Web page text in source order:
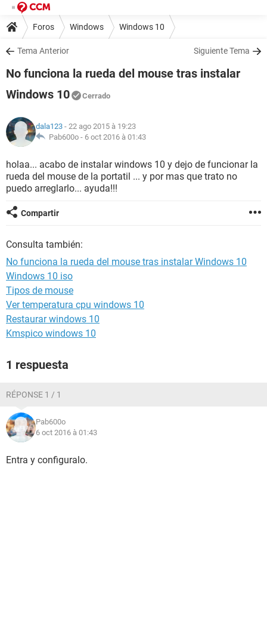
Foros Windows Windows 10
Tema Anterior Siguiente Tema
No funciona la rueda del mouse tras instalar
Windows 10
Cerrado
dala123 - 22 ago 2015 à 19:23
Pab600o - 6 oct 2016 à 01:43
holaa... acabo de instalar windows 10 y dejo de funcionar la
rueda del mouse de la portatil ... y por mas que trato no
puedo arreglarlo... ayuda!!!
Compartir
Consulta también:
No funciona la rueda del mouse tras instalar Windows 10
Windows 10 iso
Tipos de mouse
Ver temperatura cpu windows 10
Restaurar windows 10
Kmspico windows 10
1 respuesta
RÉPONSE 1 / 1
Pab600o
6 oct 2016 à 01:43
Entra y configuralo.